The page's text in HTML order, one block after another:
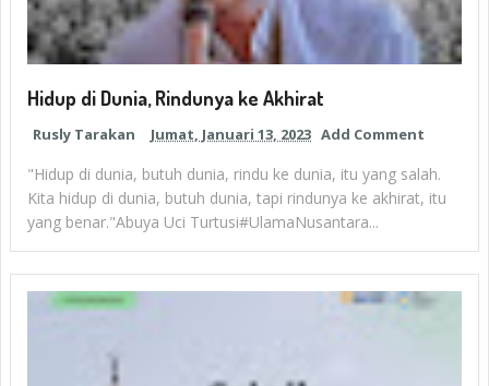
Hidup di Dunia, Rindunya ke Akhirat
Rusly Tarakan Jumat, Januari 13, 2023 Add Comment
"Hidup di dunia, butuh dunia, rindu ke dunia, itu yang salah.
Kita hidup di dunia, butuh dunia, tapi rindunya ke akhirat, itu
yang benar."Abuya Uci Turtusi#UlamaNusantara...